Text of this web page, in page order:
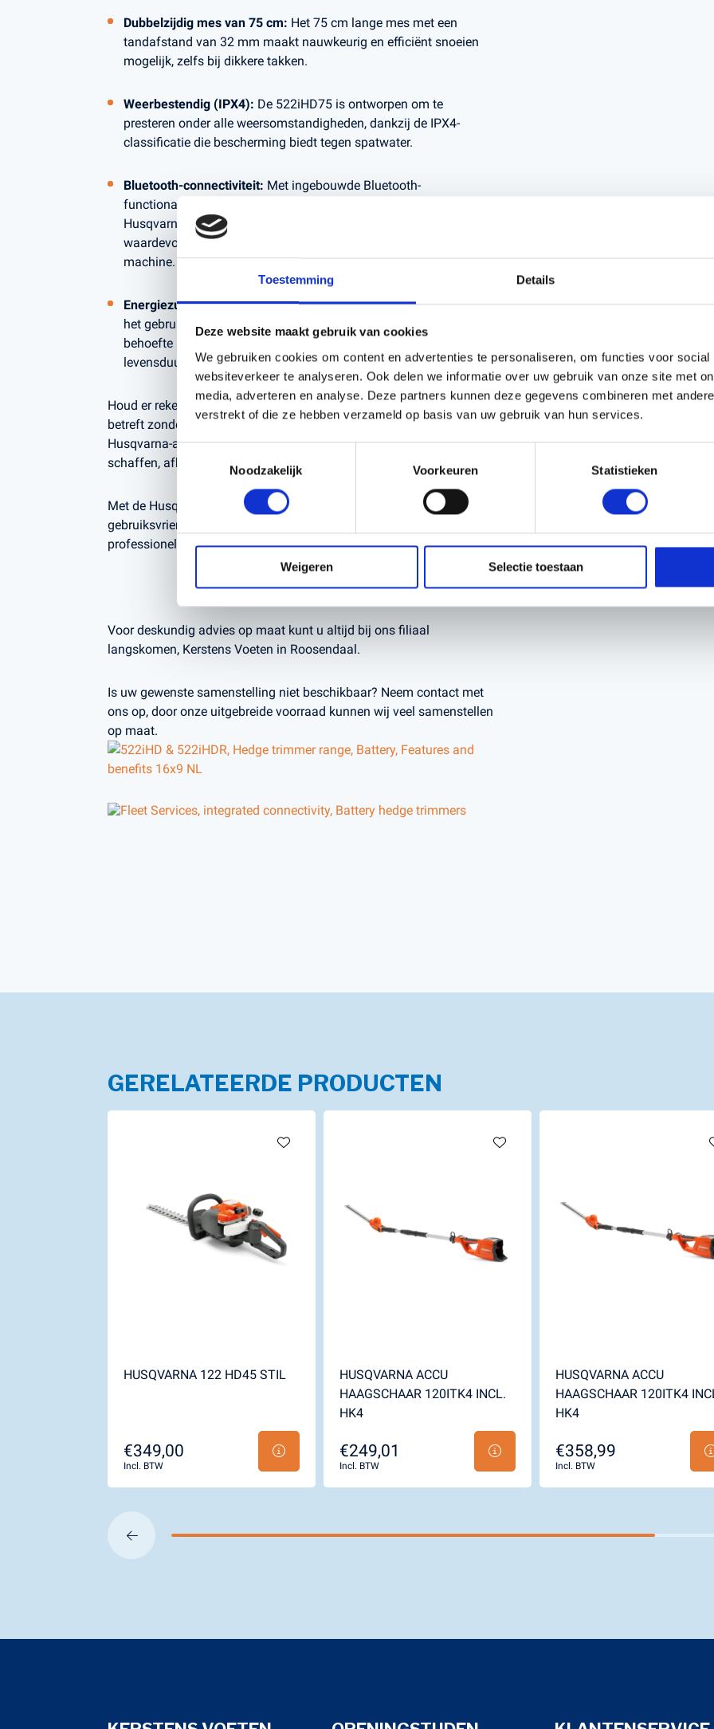
Toestemming Details
Deze website maakt gebruik van cookies
We gebruiken cookies om content en advertenties te personaliseren, om functies voor
websiteverkeer te analyseren. Ook delen we informatie over uw gebruik van onze site met
media, adverteren en analyse. Deze partners kunnen deze gegevens combineren met
verstrekt of die ze hebben verzameld op basis van uw gebruik van hun services.
Toestemmingsselectie
Noodzakelijk
Voorkeuren Statistieken
Weigeren Selectie toestaan
Dubbelzijdig mes van 75 cm: Het 75 cm lange mes met een
tandafstand van 32 mm maakt nauwkeurig en efficiënt snoeien
mogelijk, zelfs bij dikkere takken.
Weerbestendig (IPX4): De 522iHD75 is ontworpen om te
presteren onder alle weersomstandigheden, dankzij de IPX4-
classificatie die bescherming biedt tegen spatwater.
Bluetooth-connectiviteit: Met ingebouwde Bluetooth-
functionaliteit kunt u eenvoudig verbinding maken met de
Husqvarna Fleet Services-app, waardoor u toegang krijgt tot
waardevolle gegevens over het gebruik en onderhoud van de
machine.
Energiezuinig en lage onderhoudskosten: De efficiënte motor en
het gebruik van accu's verminderen de operationele kosten en de
behoefte aan regelmatig onderhoud, wat resulteert in een langere
levensduur van de machine.
Houd er rekening mee dat deze aanbieding de Husqvarna 522iHD75
betreft zonder accu en lader. Dit biedt u de flexibiliteit om bestaande
Husqvarna-accu's en laders te gebruiken of deze apart aan te
schaffen, afhankelijk van uw behoeften.
Met de Husqvarna 522iHD75 kiest u voor een duurzame, krachtige en
gebruiksvriendelijke heggenschaar die voldoet aan de hoogste
professionele standaarden.
Voor deskundig advies op maat kunt u altijd bij ons filiaal
langskomen, Kerstens Voeten in Roosendaal.
Is uw gewenste samenstelling niet beschikbaar? Neem contact met
ons op, door onze uitgebreide voorraad kunnen wij veel samenstellen
op maat.
GERELATEERDE PRODUCTEN
HUSQVARNA 122 HD45 STIL
€349,00
Incl. BTW
HUSQVARNA ACCU
HAAGSCHAAR 120ITK4 INCL.
HK4
€249,01
Incl. BTW
HUSQVARNA ACCU
HAAGSCHAAR 120ITK4
HK4
€358,99
Incl. BTW